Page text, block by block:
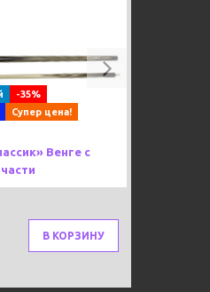
Next
-35%
Супер цена!
Венге с
В КОРЗИНУ